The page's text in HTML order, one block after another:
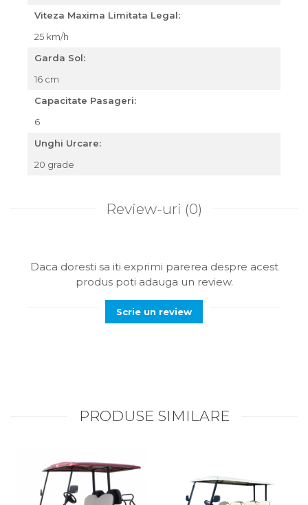
Viteza Maxima Limitata Legal:
25 km/h
Garda Sol:
16 cm
Capacitate Pasageri:
6
Unghi Urcare:
20 grade
Review-uri (0)
Daca doresti sa iti exprimi parerea despre acest
produs poti adauga un review.
Scrie un review
PRODUSE SIMILARE